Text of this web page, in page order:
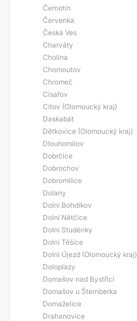
Černotín
Červenka
Česká Ves
Charváty
Cholina
Chomoutov
Chromeč
Císařov
Citov (Olomoucký kraj)
Daskabát
Dětkovice (Olomoucký kraj)
Dlouhomilov
Dobrčice
Dobrochov
Dobromilice
Dolany
Dolní Bohdíkov
Dolní Nětčice
Dolní Studénky
Dolní Těšice
Dolní Újezd (Olomoucký kraj)
Doloplazy
Domašov nad Bystřicí
Domašov u Šternberka
Domaželice
Drahanovice